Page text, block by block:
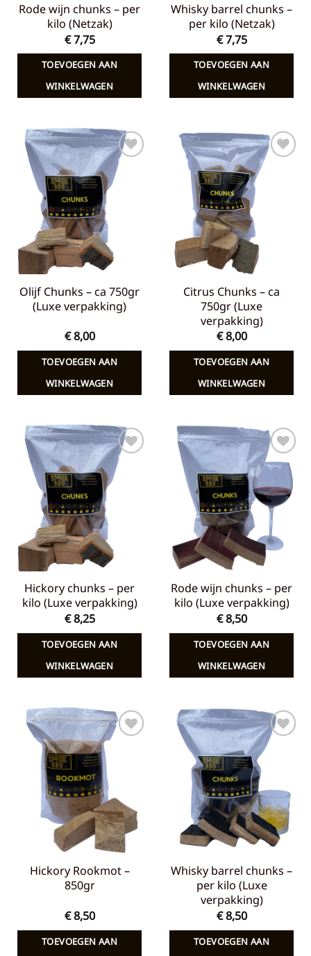
Rode wijn chunks – per
kilo (Netzak)
€7,75
TOEVOEGEN AAN
WINKELWAGEN
Whisky barrel chunks –
per kilo (Netzak)
€7,75
TOEVOEGEN AAN
WINKELWAGEN
Toevoegen
aan
verlanglijst
Olijf Chunks – ca 750gr
(Luxe verpakking)
€8,00
TOEVOEGEN AAN
WINKELWAGEN
Toevoegen
verlanglijst
Citrus Chunks – ca
750gr (Luxe
verpakking)
€8,00
TOEVOEGEN AAN
WINKELWAGEN
Toevoegen
aan
verlanglijst
Hickory chunks – per
kilo (Luxe verpakking)
€8,25
TOEVOEGEN AAN
WINKELWAGEN
Toevoegen
aan
verlanglijst
Rode wijn chunks – per
kilo (Luxe verpakking)
€8,50
TOEVOEGEN AAN
WINKELWAGEN
Toevoegen
verlanglijst
Hickory Rookmot –
850gr
€8,50
TOEVOEGEN AAN
Toevoegen
aan
verlanglijst
Whisky barrel chunks –
per kilo (Luxe
verpakking)
€8,50
TOEVOEGEN AAN